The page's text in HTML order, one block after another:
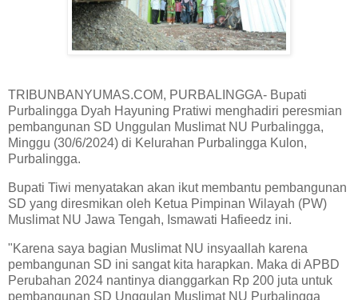
TRIBUNBANYUMAS.COM, PURBALINGGA- Bupati
Purbalingga Dyah Hayuning Pratiwi menghadiri peresmian
pembangunan SD Unggulan Muslimat NU Purbalingga,
Minggu (30/6/2024) di Kelurahan Purbalingga Kulon,
Purbalingga.
Bupati Tiwi menyatakan akan ikut membantu pembangunan
SD yang diresmikan oleh Ketua Pimpinan Wilayah (PW)
Muslimat NU Jawa Tengah, Ismawati Hafieedz ini.
"Karena saya bagian Muslimat NU insyaallah karena
pembangunan SD ini sangat kita harapkan. Maka di APBD
Perubahan 2024 nantinya dianggarkan Rp 200 juta untuk
pembangunan SD Unggulan Muslimat NU Purbalingga